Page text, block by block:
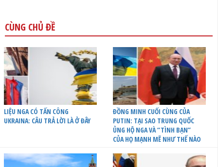
CÙNG CHỦ ĐỀ
LIỆU NGA CÓ TẤN CÔNG
UKRAINA: CÂU TRẢ LỜI LÀ Ở ĐÂY
ĐỒNG MINH CUỐI CÙNG CỦA
PUTIN: TẠI SAO TRUNG QUỐC
ỦNG HỘ NGA VÀ “TÌNH BẠN”
CỦA HỌ MẠNH MẼ NHƯ THẾ NÀO